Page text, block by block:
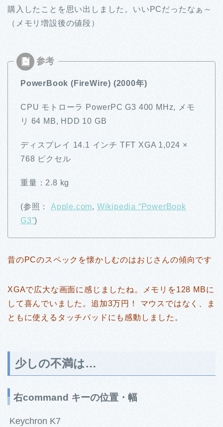
購入したことを思い出しました。いいPCだったなぁ～
（メモリ増設後の値段）
PowerBook (FireWire) (2000年)
CPU モトローラ PowerPC G3 400 MHz, メモ
リ 64 MB, HDD 10 GB
ディスプレイ 14.1 インチ TFT XGA 1,024 ×
768 ピクセル
重量：2.8 kg
(参照： Apple.com, Wikipedia “PowerBook
G3”)
昔のPCのスペックを懐かしむのはおじさんの傾向です
XGAで広大な画面に感じましたね。メモリを128 MBに
して喜んでいました。追加3万円！ マウスではなく、ま
ともに使えるタッチパッドにも感動しました。
少しの不満は…
右command キーの位置・幅
Keychron K7